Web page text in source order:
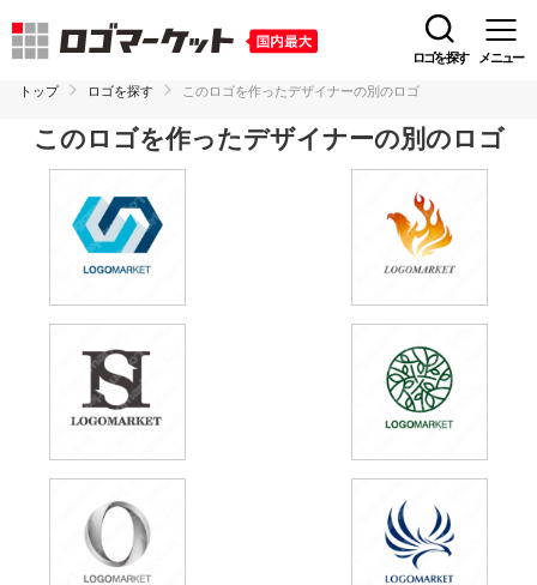
ロゴを探す メニュー
トップ ロゴを探す このロゴを作ったデザイナーの別のロゴ
このロゴを作ったデザイナーの別のロゴ